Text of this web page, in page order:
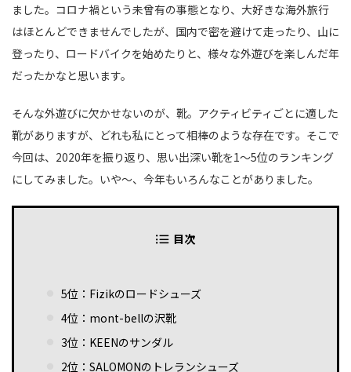
ました。コロナ禍という未曾有の事態となり、大好きな海外旅行
はほとんどできませんでしたが、国内で密を避けて走ったり、山に
登ったり、ロードバイクを始めたりと、様々な外遊びを楽しんだ年
だったかなと思います。
そんな外遊びに欠かせないのが、靴。アクティビティごとに適した
靴がありますが、どれも私にとって相棒のような存在です。そこで
今回は、2020年を振り返り、思い出深い靴を1〜5位のランキング
にしてみました。いや〜、今年もいろんなことがありました。
目次
5位：Fizikのロードシューズ
4位：mont-bellの沢靴
3位：KEENのサンダル
2位：SALOMONのトレランシューズ